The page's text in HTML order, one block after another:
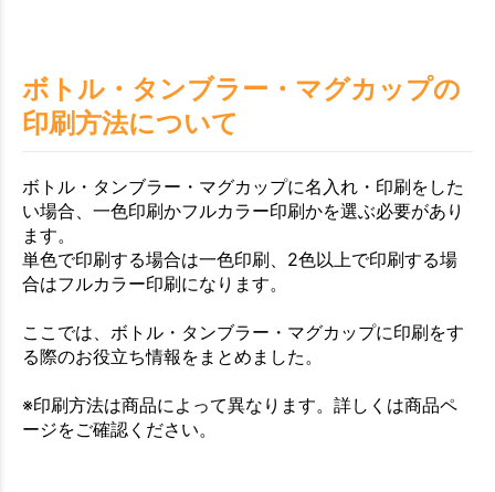
ボトル・タンブラー・マグカップの
印刷方法について
ボトル・タンブラー・マグカップに名入れ・印刷をした
い場合、一色印刷かフルカラー印刷かを選ぶ必要があり
ます。
単色で印刷する場合は一色印刷、2色以上で印刷する場
合はフルカラー印刷になります。
ここでは、ボトル・タンブラー・マグカップに印刷をす
る際のお役立ち情報をまとめました。
※印刷方法は商品によって異なります。詳しくは商品ペ
ージをご確認ください。